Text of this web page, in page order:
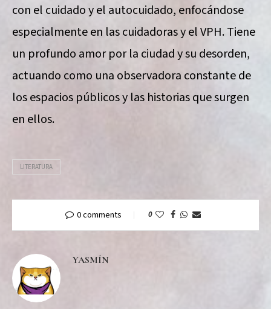
con el cuidado y el autocuidado, enfocándose
especialmente en las cuidadoras y el VPH. Tiene
un profundo amor por la ciudad y su desorden,
actuando como una observadora constante de
los espacios públicos y las historias que surgen
en ellos.
LITERATURA
0 comments 0
YASMÍN